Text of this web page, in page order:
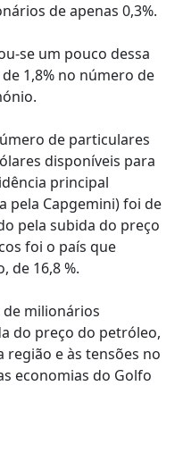
de apenas 0,3%.
se um pouco dessa
1,8% no número de
de particulares
disponíveis para
principal
pela Capgemini) foi de
pela subida do preço
foi o país que
de 16,8 %.
milionários
do preço do petróleo,
e às tensões no
economias do Golfo